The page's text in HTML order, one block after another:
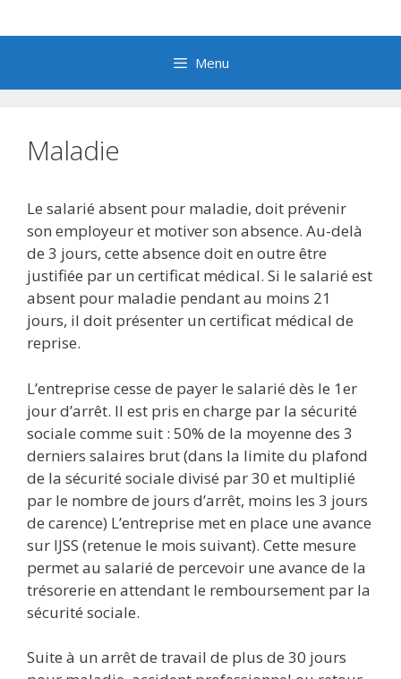
au
Menu
Maladie
Le salarié absent pour maladie, doit prévenir
son employeur et motiver son absence. Au-delà
de 3 jours, cette absence doit en outre être
justifiée par un certificat médical. Si le salarié est
absent pour maladie pendant au moins 21
jours, il doit présenter un certificat médical de
reprise.
L’entreprise cesse de payer le salarié dès le 1er
jour d’arrêt. Il est pris en charge par la sécurité
sociale comme suit : 50% de la moyenne des 3
derniers salaires brut (dans la limite du plafond
de la sécurité sociale divisé par 30 et multiplié
par le nombre de jours d’arrêt, moins les 3 jours
de carence) L’entreprise met en place une avance
sur IJSS (retenue le mois suivant). Cette mesure
permet au salarié de percevoir une avance de la
trésorerie en attendant le remboursement par la
sécurité sociale.
Suite à un arrêt de travail de plus de 30 jours